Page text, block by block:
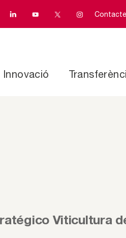
Contacte |
Innovació
Viticultura